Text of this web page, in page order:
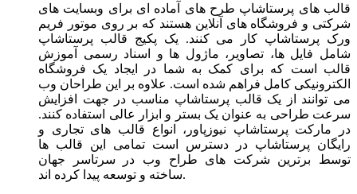
قالب های پرستاشاپ طرح های آماده ای برای وبسایت های
شرکتی و فروشگاه های آنلاین هستند که بر روی موتور فریم
ورک پرستاشاپ کار می کنند. یک پکیج قالب پرستاشاپ
شامل فایل ها، تصاویر، ماژول ها و اسناد رسمی آموزش
قالب است که برای کمک به شما در ایجاد یک فروشگاه
الکترونیکی کامل فراهم شده است. علاوه بر این طراحان وب
می توانند از یک قالب پرستاشاپ مناسب در جهت افزایش
سرعت طراحی به عنوان یک بستر و ابزار عالی استفاده کنند.
در مارکت پرستاشاپ نیوزپاور، انواع قالب های تجاری و
رایگان پرستاشاپ در دسترس است تمامی این قالب ها
توسط برترین شرکت های طراح وب در سرتاسر جهان
ساخته و توسعه پیدا کرده اند.